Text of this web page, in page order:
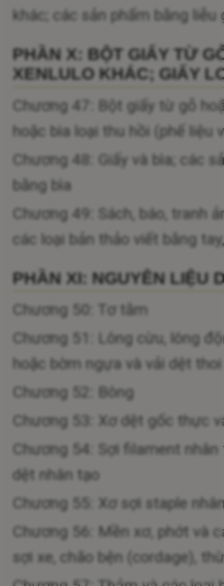
khác; các sản phẩm bằng liễu
PHẦN X: BỘT GIẤY TỪ
XENLULO KHÁC; GIẤY
Chương 47: Bột giấy từ gỗ
hoặc bìa loại thu hồi (phế liệu
Chương 48: Giấy và bìa; các
bằng bìa
Chương 49: Sách, báo, tranh
các loại bản thảo viết bằng
PHẦN XI: NGUYÊN LIỆU
Chương 50: Tơ tằm
Chương 51: Lông cừu, lông
hoặc bờm ngựa và vải dệt
Chương 52: Bông
Chương 53: Xơ dệt gốc thực
Chương 54: Sợi filament
dệt nhân tạo
Chương 55: Xơ sợi staple
Chương 56: Mền xơ, phớt và
sợi xe, chão bện (cordage),